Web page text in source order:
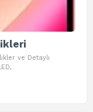
ve Detaylı